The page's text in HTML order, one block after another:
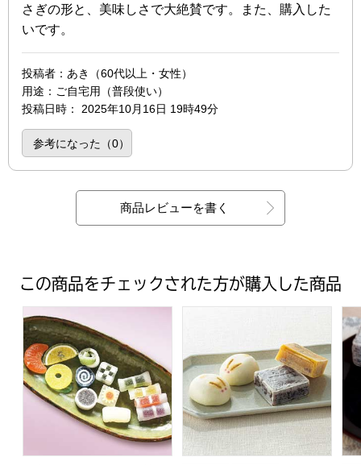
さぎの形と、美味しさで大絶賛です。また、購入した
いです。
投稿者 ：あき（60代以上・女性）
用途 ：ご自宅用（普段使い）
投稿日時 ： 2025年10月16日 19時49分
参考になった（0）
商品レビューを書く
この商品をチェックされた方が購入した商品
竹新 夏のひとくち和菓子詰合せ【夏の贈りもの・お中元
金澤 福うさぎ 金の福うさぎ中